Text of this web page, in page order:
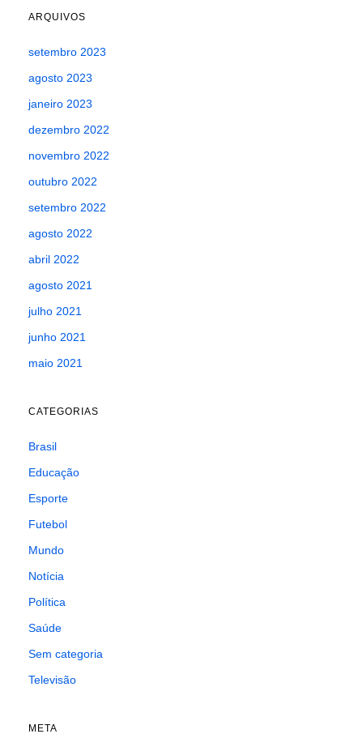
ARQUIVOS
setembro 2023
agosto 2023
janeiro 2023
dezembro 2022
novembro 2022
outubro 2022
setembro 2022
agosto 2022
abril 2022
agosto 2021
julho 2021
junho 2021
maio 2021
CATEGORIAS
Brasil
Educação
Esporte
Futebol
Mundo
Notícia
Política
Saúde
Sem categoria
Televisão
META